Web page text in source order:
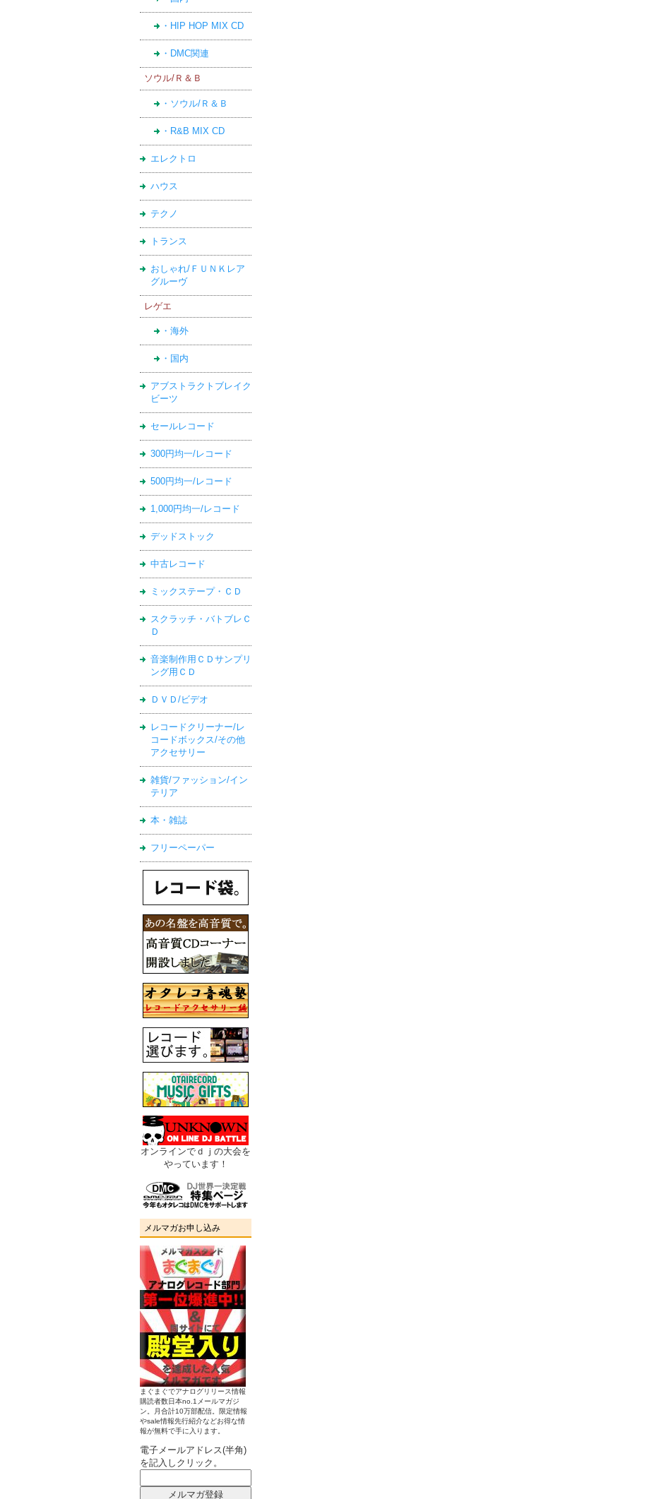
・HIP HOP MIX CD
・DMC関連
ソウル/Ｒ＆Ｂ
・ソウル/Ｒ＆Ｂ
・R&B MIX CD
エレクトロ
ハウス
テクノ
トランス
おしゃれ/ＦＵＮＫレア
グルーヴ
レゲエ
・海外
・国内
アブストラクトブレイク
ビーツ
セールレコード
300円均一/レコード
500円均一/レコード
1,000円均一/レコード
デッドストック
中古レコード
ミックステープ・ＣＤ
スクラッチ・バトブレＣ
Ｄ
音楽制作用ＣＤサンプリ
ング用ＣＤ
ＤＶＤ/ビデオ
レコードクリーナー/レ
コードボックス/その他
アクセサリー
雑貨/ファッション/イン
テリア
本・雑誌
フリーペーパー
オンラインでｄｊの大会を
やっています！
メルマガお申し込み
まぐまぐでアナログリリース情報
購読者数日本no.1メールマガジ
ン。月合計10万部配信。限定情報
やsale情報先行紹介などお得な情
報が無料で手に入ります。
電子メールアドレス(半角)
を記入しクリック。